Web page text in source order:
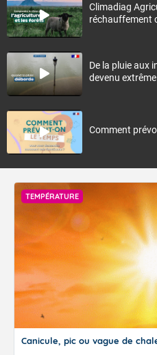
Climadiag
réchauffement
De la pluie aux
devenu extrême
Comment
TEMPÉRATURE
Canicule, pic ou vague de